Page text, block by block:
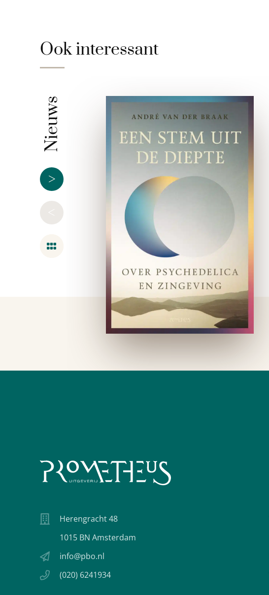
Ook interessant
Nieuws
>
<
Herengracht 48
1015 BN Amsterdam
info@pbo.nl
(020) 6241934